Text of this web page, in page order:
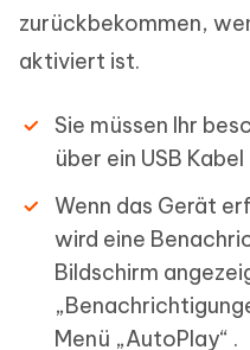
zurückbekommen,
aktiviert ist.
Sie müssen Ihr
über ein USB
Wenn das Gerät
wird eine
Bildschirm
Menü „AutoPlay“ .